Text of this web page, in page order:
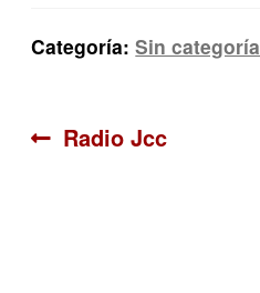
Categoría:Sin categoría
Navegación
Anterior:
Radio Jcc